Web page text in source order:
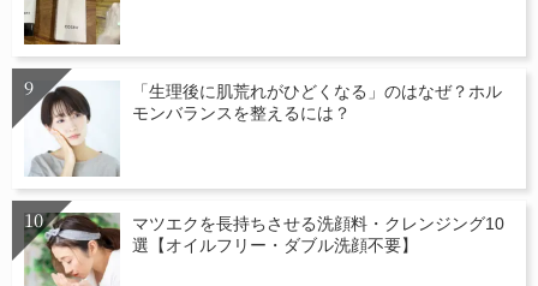
「生理後に肌荒れがひどくなる」のはなぜ？ホル
モンバランスを整えるには？
マツエクを長持ちさせる洗顔料・クレンジング10
選【オイルフリー・ダブル洗顔不要】